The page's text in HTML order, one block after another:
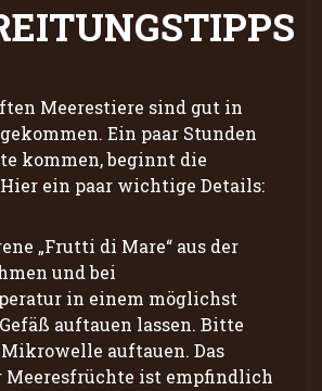
Meerestiere sind gut in
Ein paar Stunden
kommen, beginnt die
ein paar wichtige Details:
„Frutti di Mare“ aus der
und bei
in einem möglichst
auftauen lassen. Bitte
auftauen. Das
Meeresfrüchte ist empfindlich